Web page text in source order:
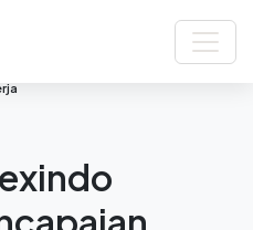
yang patut dipuji, yaitu
kecelakaan yang